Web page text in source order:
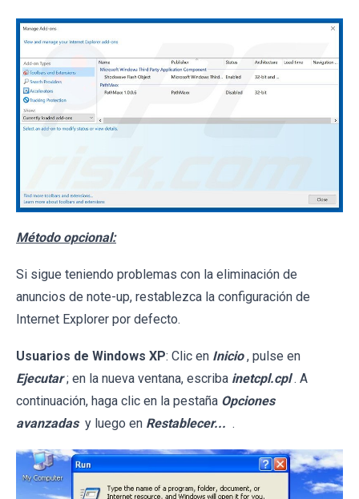
Método opcional:
Si sigue teniendo problemas con la eliminación de
anuncios de note-up, restablezca la configuración de
Internet Explorer por defecto.
Usuarios de Windows XP: Clic en Inicio , pulse en
Ejecutar ; en la nueva ventana, escriba inetcpl.cpl . A
continuación, haga clic en la pestaña Opciones
avanzadas y luego en Restablecer... .